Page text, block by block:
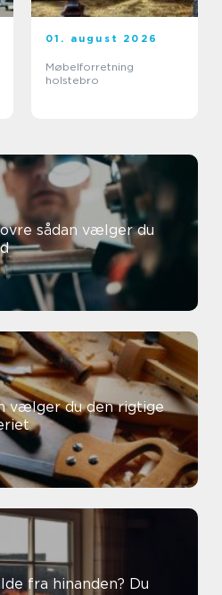
01. august 2026
Møbelforretning
holstebro
du
fra hinanden? Du